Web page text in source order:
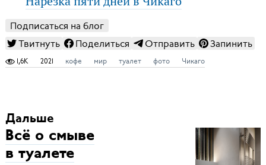
Подписаться на блог
Твитнуть
Поделиться Отправить Запинить
1,6K 2021 кофе мир туалет фото Чикаго
Дальше
Всё о смыве
в туалете